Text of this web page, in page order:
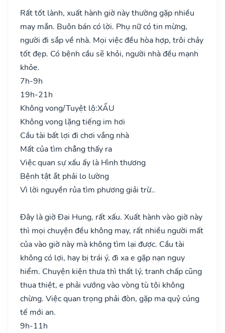
Rất tốt lành, xuất hành giờ này thường gặp nhiều
may mắn. Buôn bán có lời. Phụ nữ có tin mừng,
người đi sắp về nhà. Mọi việc đều hòa hợp, trôi chảy
tốt đẹp. Có bệnh cầu sẽ khỏi, người nhà đều mạnh
khỏe.
7h-9h
19h-21h
Không vong/Tuyệt lộ:XẤU
Không vong lặng tiếng im hơi
Cầu tài bất lợi đi chơi vắng nhà
Mất của tìm chẳng thấy ra
Việc quan sự xấu ấy là Hình thương
Bệnh tật ắt phải lo lường
Vì lời nguyền rủa tìm phương giải trừ..
Đây là giờ Đại Hung, rất xấu. Xuất hành vào giờ này
thì mọi chuyện đều không may, rất nhiều người mất
của vào giờ này mà không tìm lại được. Cầu tài
không có lợi, hay bị trái ý, đi xa e gặp nạn nguy
hiểm. Chuyện kiện thưa thì thất lý, tranh chấp cũng
thua thiệt, e phải vướng vào vòng tù tội không
chừng. Việc quan trọng phải đòn, gặp ma quỷ cúng
tế mới an.
9h-11h